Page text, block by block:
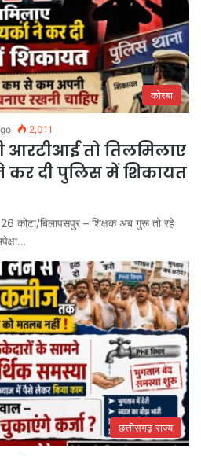
कोरबा
2,011
आरटीआई तो तिलमिलाए
दी पुलिस में शिकायत
कोटा/बिलापसपुर – शिक्षक अब गुरू तो रहे
छत्तीसगढ़ राज्य